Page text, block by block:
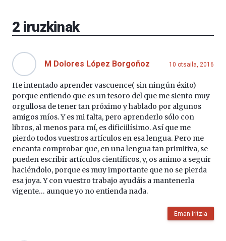
2 iruzkinak
M Dolores López Borgoñoz 10 otsaila, 2016
He intentado aprender vascuence( sin ningún éxito)
porque entiendo que es un tesoro del que me siento muy
orgullosa de tener tan próximo y hablado por algunos
amigos míos. Y es mi falta, pero aprenderlo sólo con
libros, al menos para mí, es dificiilísimo. Así que me
pierdo todos vuestros artículos en esa lengua. Pero me
encanta comprobar que, en una lengua tan primitiva, se
pueden escribir artículos científicos, y, os animo a seguir
haciéndolo, porque es muy importante que no se pierda
esa joya. Y con vuestro trabajo ayudáis a mantenerla
vigente… aunque yo no entienda nada.
Eman iritzia